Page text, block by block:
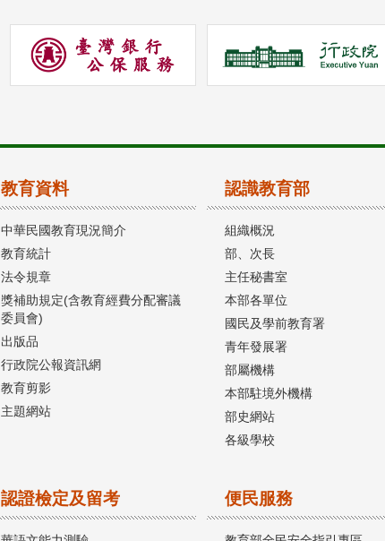
教育資料
中華民國教育現況簡介
教育統計
法令規章
獎補助規定(含教育經費分配審議
委員會)
出版品
行政院公報資訊網
教育剪影
主題網站
認識教育部
組織概況
部、次長
主任秘書室
本部各單位
國民及學前教育署
青年發展署
部屬機構
本部駐境外機構
部史網站
各級學校
認證檢定及留考 便民服務